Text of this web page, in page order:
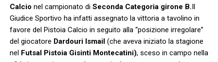
Calcio nel campionato di Seconda Categoria girone B.Il
Giudice Sportivo ha infatti assegnato la vittoria a tavolino in
favore del Pistoia Calcio in seguito alla “posizione irregolare”
del giocatore Dardouri Ismail (che aveva iniziato la stagione
nel Futsal Pistoia Gisinti Montecatini), sceso in campo nella